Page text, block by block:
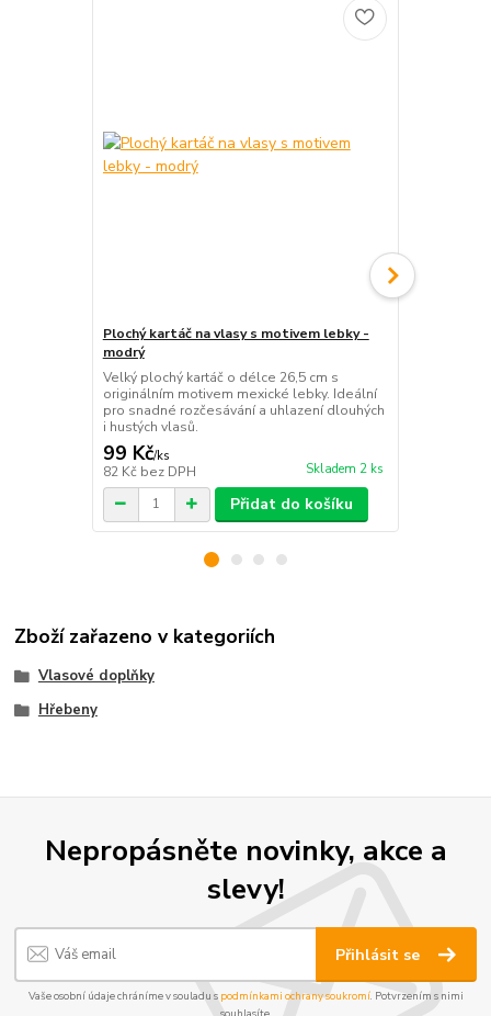
Plochý kartáč na vlasy s motivem lebky -
modrý
Velký plochý kartáč o délce 26,5 cm s
originálním motivem mexické lebky. Ideální
pro snadné rozčesávání a uhlazení dlouhých
i hustých vlasů.
99 Kč/ks
82 Kč bez DPH Skladem 2 ks
Přidat do košíku
Zboží zařazeno v kategoriích
Vlasové doplňky
Hřebeny
Nepropásněte novinky, akce a
slevy!
Přihlásit se
Vaše osobní údaje chráníme v souladu s podmínkami ochrany soukromí. Potvrzením s nimi